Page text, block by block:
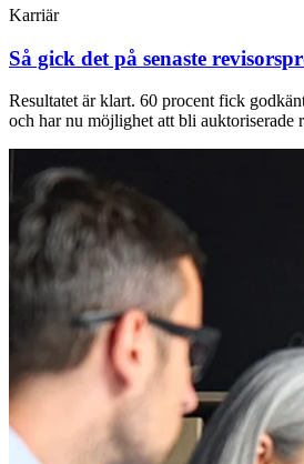
Karriär
Så gick det på senaste
Resultatet är klart. 60 procent fick
och har nu möjlighet att bli auktoriserade